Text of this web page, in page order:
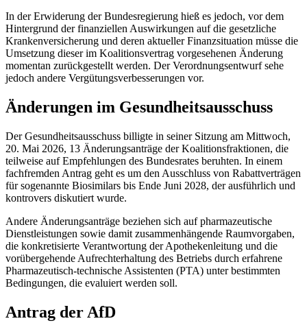
In der Erwiderung der Bundesregierung hieß es jedoch, vor dem
Hintergrund der finanziellen Auswirkungen auf die gesetzliche
Krankenversicherung und deren aktueller Finanzsituation müsse die
Umsetzung dieser im Koalitionsvertrag vorgesehenen Änderung
momentan zurückgestellt werden. Der Verordnungsentwurf sehe
jedoch andere Vergütungsverbesserungen vor.
Änderungen im Gesundheitsausschuss
Der Gesundheitsausschuss billigte in seiner Sitzung am Mittwoch,
20. Mai 2026, 13 Änderungsanträge der Koalitionsfraktionen, die
teilweise auf Empfehlungen des Bundesrates beruhten. In einem
fachfremden Antrag geht es um den Ausschluss von Rabattverträgen
für sogenannte Biosimilars bis Ende Juni 2028, der ausführlich und
kontrovers diskutiert wurde.
Andere Änderungsanträge beziehen sich auf pharmazeutische
Dienstleistungen sowie damit zusammenhängende Raumvorgaben,
die konkretisierte Verantwortung der Apothekenleitung und die
vorübergehende Aufrechterhaltung des Betriebs durch erfahrene
Pharmazeutisch-technische Assistenten (PTA) unter bestimmten
Bedingungen, die evaluiert werden soll.
Antrag der AfD